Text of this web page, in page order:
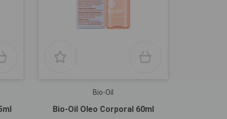
Bio-Oil
Bio-Oil Oleo Corporal 60ml